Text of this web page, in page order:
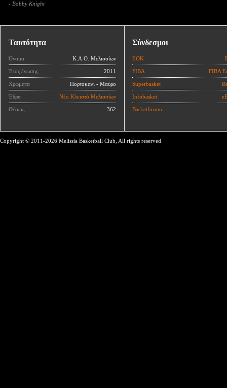
- Bobby Knight
Ταυτότητα
Όνομα Κ.Α.Ο. Μελισσίων
Έτος ένωσης 2011
Χρώματα Πορτοκαλί - Μαύρο
Έδρα Νέο Κλειστό Μελισσίων
Θέσεις 362
Σύνδεσμοι
ΕΟΚ
FIBA FIBA
Superbasket
Infobasket
Basketforum
Copyright © 2011-2026 Melissia Basketball Club, All rights reserved